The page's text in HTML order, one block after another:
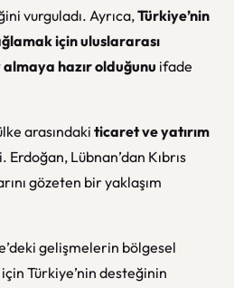
vurguladı. Ayrıca,Türkiye’nin
için uluslararası
hazır olduğunu ifade
arasındaki ticaret ve yatırım
Erdoğan, Lübnan’dan Kıbrıs
gözeten bir yaklaşım
gelişmelerin bölgesel
Türkiye’nin desteğinin